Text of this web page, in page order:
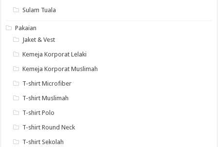
Sulam Tuala
Pakaian
Jaket & Vest
Kemeja Korporat Lelaki
Kemeja Korporat Muslimah
T-shirt Microfiber
T-shirt Muslimah
T-shirt Polo
T-shirt Round Neck
T-shirt Sekolah